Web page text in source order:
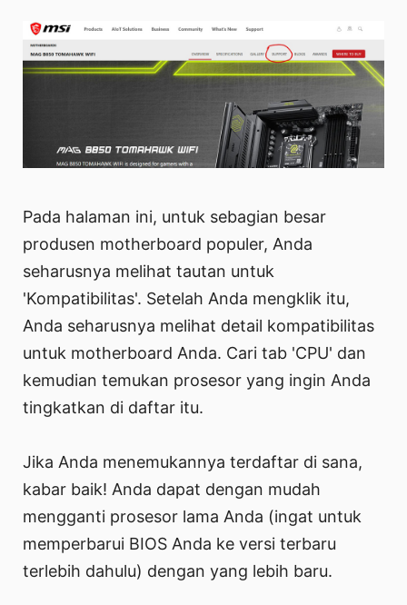
Pada halaman ini, untuk sebagian besar
produsen motherboard populer, Anda
seharusnya melihat tautan untuk
'Kompatibilitas'. Setelah Anda mengklik itu,
Anda seharusnya melihat detail kompatibilitas
untuk motherboard Anda. Cari tab 'CPU' dan
kemudian temukan prosesor yang ingin Anda
tingkatkan di daftar itu.
Jika Anda menemukannya terdaftar di sana,
kabar baik! Anda dapat dengan mudah
mengganti prosesor lama Anda (ingat untuk
memperbarui BIOS Anda ke versi terbaru
terlebih dahulu) dengan yang lebih baru.